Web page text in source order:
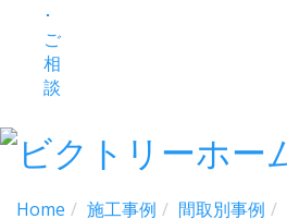
･
ご
相
談
Home 施工事例 間取別事例